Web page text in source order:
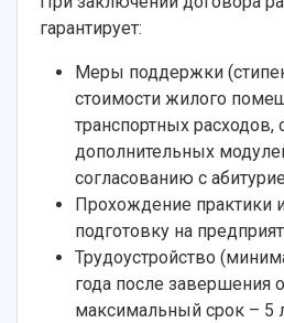
гарантирует:
Меры поддержки
стоимости жилого
транспортных расходов,
дополнительных
согласованию с
Прохождение практики
подготовку на
Трудоустройство
года после завершения
максимальный срок – 5